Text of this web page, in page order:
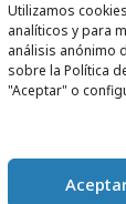
Utilizamos
analíticos y para
análisis anónimo
sobre la Política
"Aceptar" o